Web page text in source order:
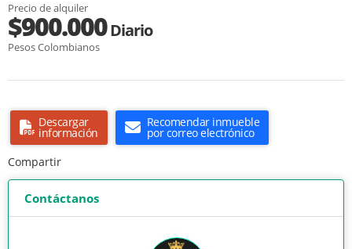
Precio de alquiler
$900.000Diario
Pesos Colombianos
Descargar
información
Recomendar inmueble
por correo electrónico
Compartir
Contáctanos